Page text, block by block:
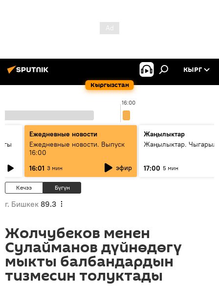
Кыргызстан
КЫРГ
16:00
Ежедневные новости
Ежедневные новости. Выпуск
16:00
16:01 3 мин эфир
Жаңылыктар
Жаңылыктар.
17:00 5 мин
Кечээ Бүгүн
г. Бишкек 89.3
Жолчубеков менен
Сулайманов дүйнөдөгү
мыкты балбандардын
тизмесин толуктады